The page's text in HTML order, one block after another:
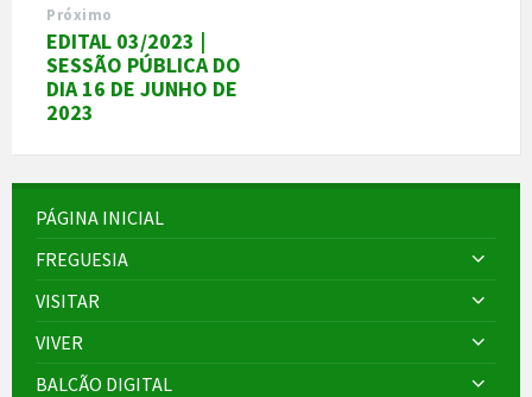
Próximo
EDITAL 03/2023 |
SESSÃO PÚBLICA DO
DIA 16 DE JUNHO DE
2023
PÁGINA INICIAL
FREGUESIA
VISITAR
VIVER
BALCÃO DIGITAL